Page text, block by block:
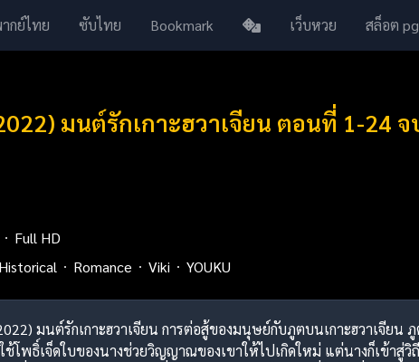
กย์ไทย ซับไทย Bookmark เว็บหวย สล็อต pg
มนต์รักเกาะฮวาเจียน ตอนที่ 1-24
Full HD
Historical Romance Viki YOUKU
มนต์รักเกาะฮวาเจียน การต่อสู้ของมนุษย์กับภูตบนเกาะฮวาเจี
พธิ์เจ็ดใบของนางช่วยวิญญาณของเขาให้ไปเกิดใหม่ แต่นางก็เข้าสู่วิ